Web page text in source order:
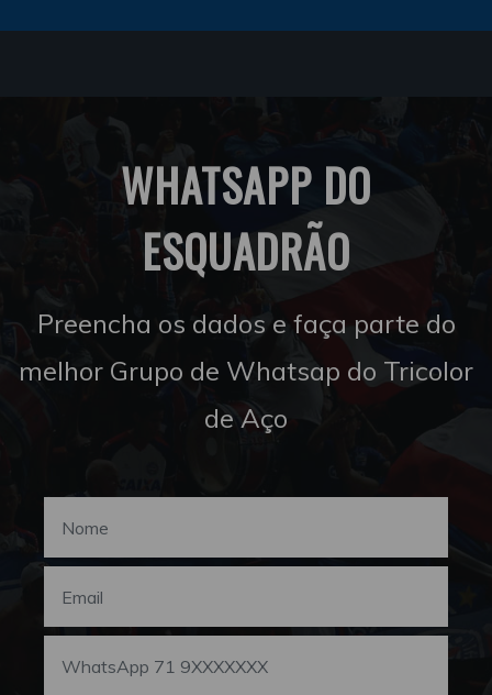
WHATSAPP DO
ESQUADRÃO
Preencha os dados e faça parte do
melhor Grupo de Whatsap do Tricolor
de Aço